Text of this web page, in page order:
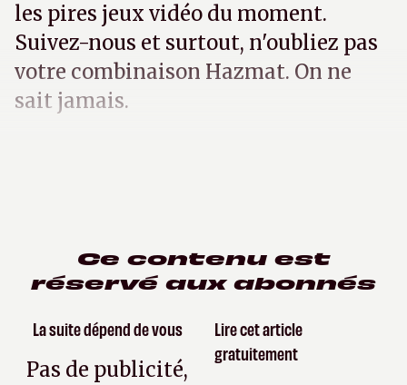
les pires jeux vidéo du moment.
Suivez-nous et surtout, n'oubliez pas
votre combinaison Hazmat. On ne
sait jamais.
Ce contenu est
réservé aux abonnés
La suite dépend de vous
Pas de publicité,
Lire cet article
gratuitement